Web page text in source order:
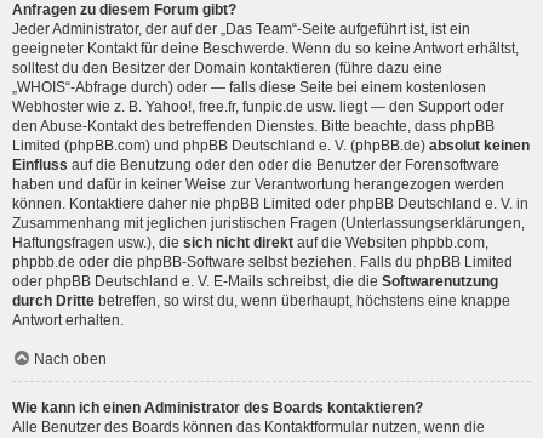
Anfragen zu diesem Forum gibt?
Jeder Administrator, der auf der „Das Team“-Seite aufgeführt ist, ist ein
geeigneter Kontakt für deine Beschwerde. Wenn du so keine Antwort erhältst,
solltest du den Besitzer der Domain kontaktieren (führe dazu eine
„WHOIS“-Abfrage durch) oder — falls diese Seite bei einem kostenlosen
Webhoster wie z. B. Yahoo!, free.fr, funpic.de usw. liegt — den Support oder
den Abuse-Kontakt des betreffenden Dienstes. Bitte beachte, dass phpBB
Limited (phpBB.com) und phpBB Deutschland e. V. (phpBB.de) absolut keinen
Einfluss auf die Benutzung oder den oder die Benutzer der Forensoftware
haben und dafür in keiner Weise zur Verantwortung herangezogen werden
können. Kontaktiere daher nie phpBB Limited oder phpBB Deutschland e. V. in
Zusammenhang mit jeglichen juristischen Fragen (Unterlassungserklärungen,
Haftungsfragen usw.), die sich nicht direkt auf die Websiten phpbb.com,
phpbb.de oder die phpBB-Software selbst beziehen. Falls du phpBB Limited
oder phpBB Deutschland e. V. E-Mails schreibst, die die Softwarenutzung
durch Dritte betreffen, so wirst du, wenn überhaupt, höchstens eine knappe
Antwort erhalten.
Nach oben
Wie kann ich einen Administrator des Boards kontaktieren?
Alle Benutzer des Boards können das Kontaktformular nutzen, wenn die